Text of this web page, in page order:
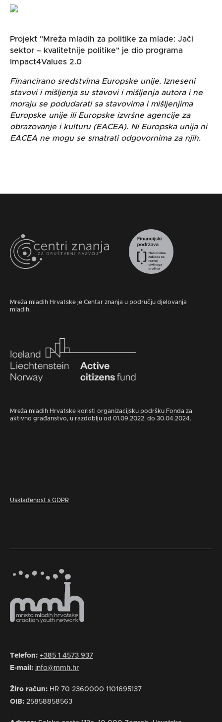
Projekt "Mreža mladih za politike za mlade: Jači
sektor – kvalitetnije politike" je dio programa
Impact4Values 2.0
Financirano sredstvima Europske unije. Izneseni
stavovi i mišljenja su stavovi i mišljenja autora i ne
moraju se podudarati sa stavovima i mišljenjima
Europske unije ili Europske izvršne agencije za
obrazovanje i kulturu (EACEA). Ni Europska unija ni
EACEA ne mogu se smatrati odgovornima za njih.
Mreža mladih Hrvatske je Centar znanja u području djelovanja
mladih.
Mreža mladih Hrvatske koristi organizacijsku podršku Fonda za
aktivno građanstvo, u razdoblju od 01.09.2022. do 30.04.2024.
Usklađenost s GDPR
Telefon: +385 1 4573 937
E-mail: info@mmh.hr
Žiro račun: HR 70 2360000 1101695137
OIB: 25858858563